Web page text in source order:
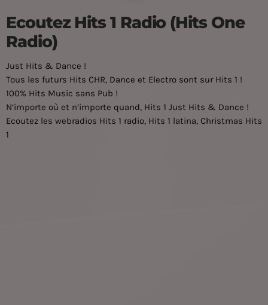
Ecoutez Hits 1 Radio (Hits One
Radio)
Just Hits & Dance !
Tous les futurs Hits CHR, Dance et Electro sont sur Hits 1 !
100% Hits Music sans Pub !
N’importe où et n’importe quand, Hits 1 Just Hits & Dance !
Ecoutez les webradios Hits 1 radio, Hits 1 latina, Christmas Hits
1